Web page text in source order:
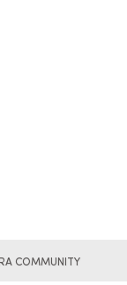
COMMUNITY